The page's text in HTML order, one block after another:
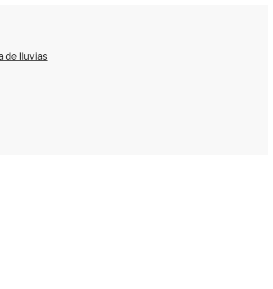
de lluvias